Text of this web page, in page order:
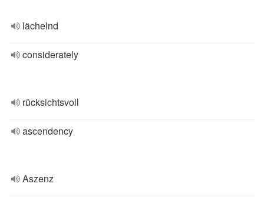
lächelnd
considerately
rücksichtsvoll
ascendency
Aszenz